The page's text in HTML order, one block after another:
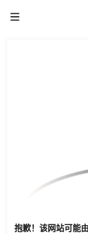
抱歉！该网站可能